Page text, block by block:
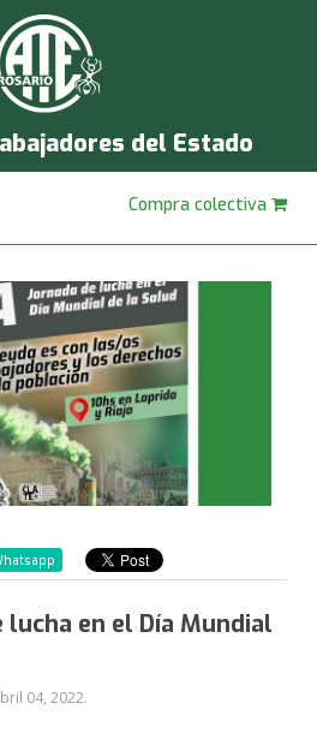
del Estado
Compra colectiva
lucha en el Día Mundial
04, 2022.